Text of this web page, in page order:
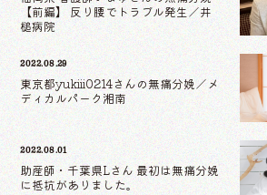
【前編】 反り腰でトラブル発生／井
槌病院
2022.08.29
東京都yukiii0214さんの無痛分娩／メ
ディカルパーク湘南
2022.08.01
助産師・千葉県Lさん 最初は無痛分娩
に抵抗がありました。